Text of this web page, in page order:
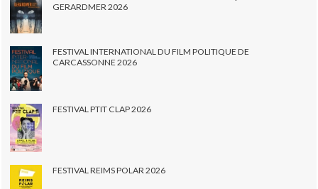
GERARDMER 2026
FESTIVAL INTERNATIONAL DU FILM POLITIQUE DE
CARCASSONNE 2026
FESTIVAL PTIT CLAP 2026
FESTIVAL REIMS POLAR 2026